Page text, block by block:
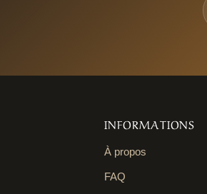
INFORMATIONS
À propos
FAQ